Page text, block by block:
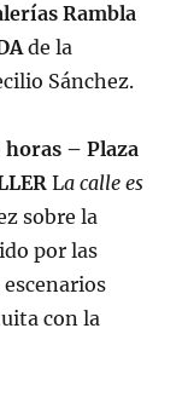
Rambla
de la
Sánchez.
horas – Plaza
La calle es
sobre la
por las
con la